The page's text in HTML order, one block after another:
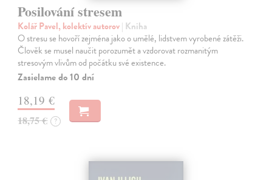
Posilování stresem
Kolář Pavel, kolektív autorov| Kniha
O stresu se hovoří zejména jako o umělé, lidstvem vyrobené zátěži.
Člověk se musel naučit porozumět a vzdorovat rozmanitým
stresovým vlivům od počátku své existence.
Zasielame do 10 dní
18,19 €
18,75 € ?